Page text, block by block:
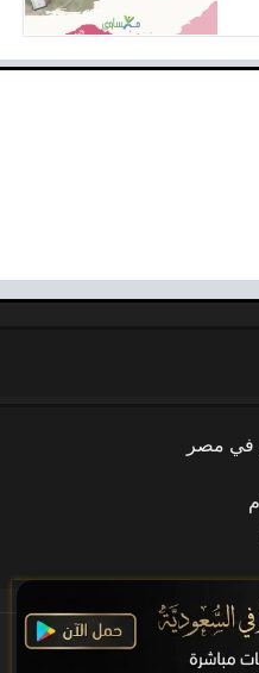
في مصر
محفوظة